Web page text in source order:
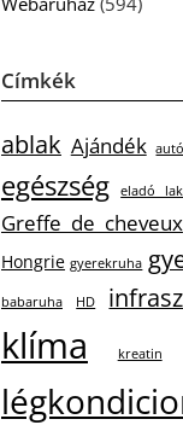
Címkék
ablak Ajándék autó
egészség eladó
Greffe de cheveux
Hongrie gyerekruha
babaruha HD
klíma kreatin